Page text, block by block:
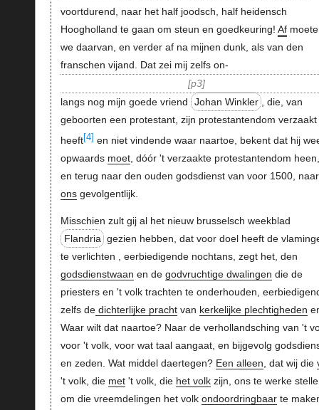
voortdurend, naar het half joodsch, half heidensch
Hoogholland te gaan om steun en goedkeuring! Af
we daarvan, en verder af na mijnen dunk, als van den
franschen vijand. Dat zei mij zelfs on-
p3
langs nog mijn goede vriend
Johan Winkler
, die, van
geboorten een protestant, zijn protestantendom verzaakt
heeft[4] en niet vindende waar naartoe, bekent dat hij
opwaards moet, dóór 't verzaakte protestantendom heen,
en terug naar den ouden godsdienst van voor 1500, naar
onsgevolgentlijk.
Misschien zult gij al het nieuw brusselsch weekblad
Flandria gezien hebben, dat voor doel heeft de
te verlichten , eerbiedigende nochtans, zegt het, den
godsdienstwaan en de godvruchtige dwalingen die de
priesters en 't volk trachten te onderhouden,
zelfs dedichterlijke prachtvan kerkelijke plechtigheden
Waar wilt dat naartoe? Naar de verhollandsching van 't
voor 't volk, voor wat taal aangaat, en bijgevolg
en zeden. Wat middel daertegen? Een alleen , dat wij die
't volk, die met't volk, die het volkzijn, ons te werke
om die vreemdelingen het volk ondoordringbaarte